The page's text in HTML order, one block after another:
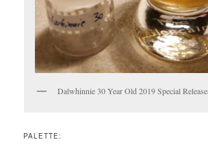
Dalwhinnie 30 Year Old 2019 Special
PALETTE: